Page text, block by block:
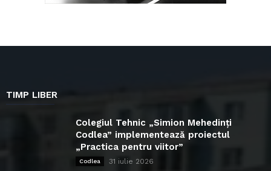
TIMP LIBER
Colegiul Tehnic „Simion Mehedinți
Codlea” implementează proiectul
„Practica pentru viitor”
Codlea 31 iulie 2026